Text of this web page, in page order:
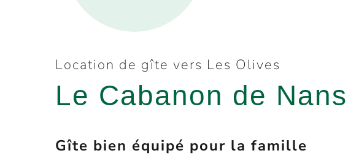
Location de gîte vers Les Olives
Le Cabanon de Nans
Gîte bien équipé pour la famille